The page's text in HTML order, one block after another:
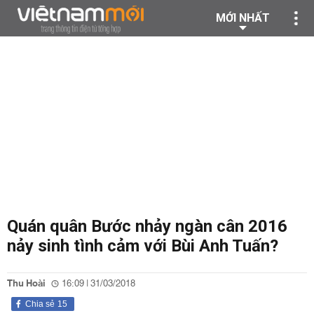
MỚI NHẤT
Quán quân Bước nhảy ngàn cân 2016
nảy sinh tình cảm với Bùi Anh Tuấn?
Thu Hoài 16:09 | 31/03/2018
15
Chia sẻ